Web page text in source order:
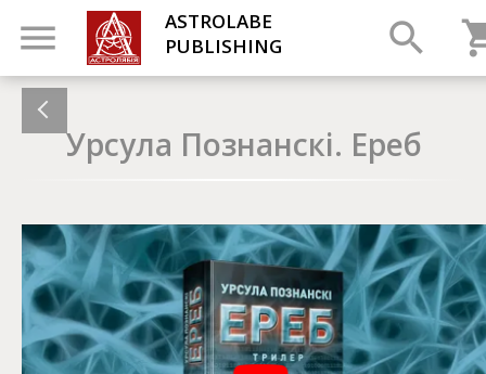
ASTROLABE
PUBLISHING
Урсула Познанскі. Ереб